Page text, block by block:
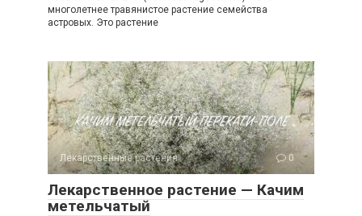
многолетнее травянистое растение семейства
астровых. Это растение
Лекарственные растения 0
Лекарственное растение — Качим
метельчатый